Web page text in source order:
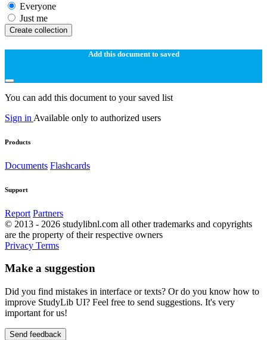
Everyone
Just me
Create collection
Add this document to saved
You can add this document to your saved list
Sign in Available only to authorized users
Products
Documents Flashcards
Support
Report Partners
© 2013 - 2026 studylibnl.com all other trademarks and copyrights
are the property of their respective owners
Privacy Terms
Make a suggestion
Did you find mistakes in interface or texts? Or do you know how to
improve StudyLib UI? Feel free to send suggestions. It's very
important for us!
Send feedback